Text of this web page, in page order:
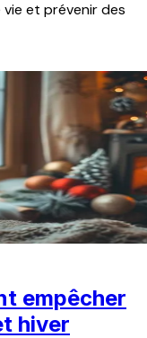
et prévenir des
empêcher
hiver